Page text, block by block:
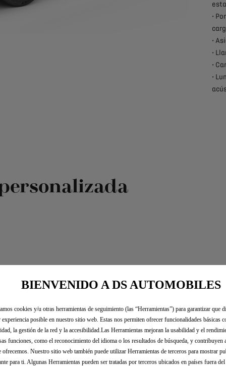
•
•
•
•
•
EDITION 18'' en Península y Baleares y clientes
de responsabilidad civil de suscripción obligatoria con
conductor y ocupantes de 30.000€ en caso de
24h, mantenimiento, impuestos de circulación y
BIENVENIDO A DS AUTOMOBILES
cookies y/u otras herramientas de seguimiento (las “Herramientas”) para garantizar que
experiencia posible en nuestro sitio web. Estas nos permiten ofrecer funcionalidades básicas
la gestión de la red y la accesibilidad.Las Herramientas mejoran la usabilidad y el
funciones, como el reconocimiento del idioma o los resultados de búsqueda, y contribuyen
ofrecemos. Nuestro sitio web también puede utilizar Herramientas de terceros para mostrar
para ti. Algunas Herramientas pueden ser tratadas por terceros ubicados en países fuera